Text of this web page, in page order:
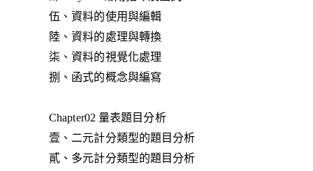
伍、資料的使用與編輯
陸、資料的處理與轉換
柒、資料的視覺化處理
捌、函式的概念與編寫
Chapter02 量表題目分析
壹、二元計分類型的題目分析
貳、多元計分類型的題目分析